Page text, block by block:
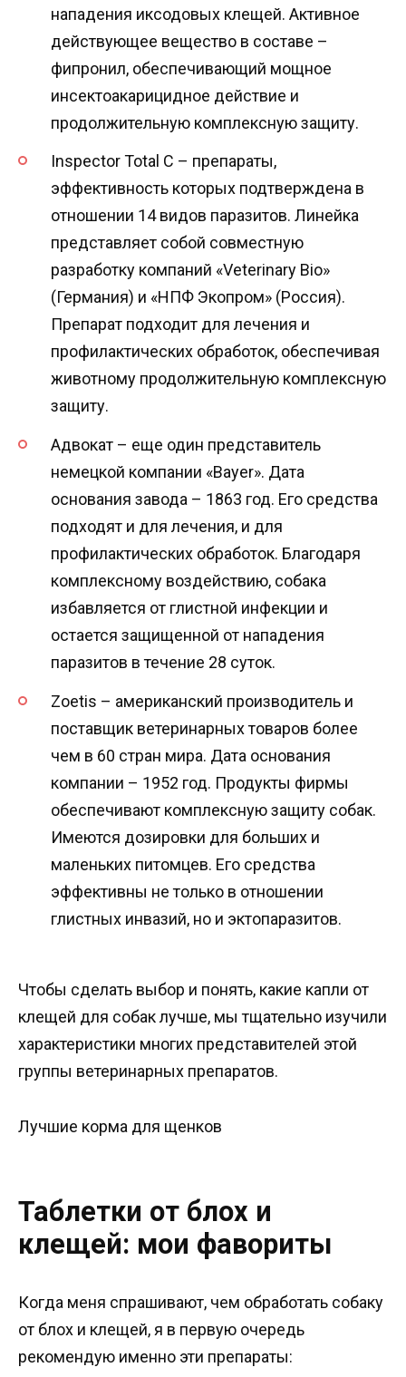
нападения иксодовых клещей. Активное
действующее вещество в составе –
фипронил, обеспечивающий мощное
инсектоакарицидное действие и
продолжительную комплексную защиту.
Inspector Total C – препараты,
эффективность которых подтверждена в
отношении 14 видов паразитов. Линейка
представляет собой совместную
разработку компаний «Veterinary Bio»
(Германия) и «НПФ Экопром» (Россия).
Препарат подходит для лечения и
профилактических обработок, обеспечивая
животному продолжительную комплексную
защиту.
Адвокат – еще один представитель
немецкой компании «Bayer». Дата
основания завода – 1863 год. Его средства
подходят и для лечения, и для
профилактических обработок. Благодаря
комплексному воздействию, собака
избавляется от глистной инфекции и
остается защищенной от нападения
паразитов в течение 28 суток.
Zoetis – американский производитель и
поставщик ветеринарных товаров более
чем в 60 стран мира. Дата основания
компании – 1952 год. Продукты фирмы
обеспечивают комплексную защиту собак.
Имеются дозировки для больших и
маленьких питомцев. Его средства
эффективны не только в отношении
глистных инвазий, но и эктопаразитов.
Чтобы сделать выбор и понять, какие капли от
клещей для собак лучше, мы тщательно изучили
характеристики многих представителей этой
группы ветеринарных препаратов.
Лучшие корма для щенков
Таблетки от блох и
клещей: мои фавориты
Когда меня спрашивают, чем обработать собаку
от блох и клещей, я в первую очередь
рекомендую именно эти препараты: